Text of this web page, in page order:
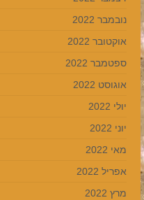
נובמבר 2022
אוקטובר 2022
ספטמבר 2022
אוגוסט 2022
יולי 2022
יוני 2022
מאי 2022
אפריל 2022
מרץ 2022